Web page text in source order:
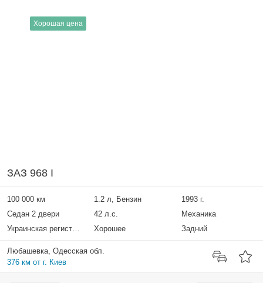
Хорошая цена
ЗАЗ 968 I
100 000 км 1.2 л, Бензин
1993 г.
Седан 2 двери
42 л.с.
Механика
Украинская регистрация
Хорошее Задний
Любашевка, Одесская обл.
376 км от г. Киев